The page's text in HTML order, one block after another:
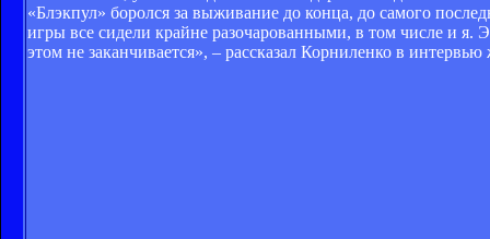
«Блэкпул» боролся за выживание до конца, до самого
игры все сидели крайне разочарованными, в том числе и
этом не заканчивается», – рассказал Корниленко в